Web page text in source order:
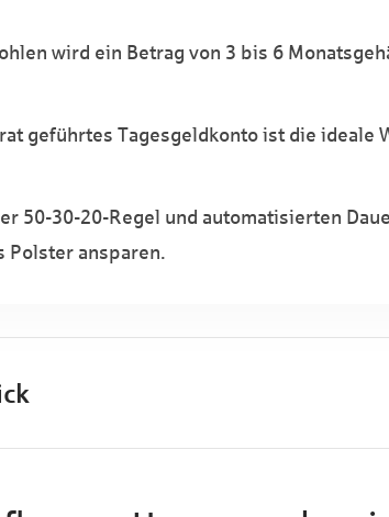
wird ein Betrag von 3 bis 6
geführtes Tagesgeldkonto ist die ideale
50-30-20-Regel und automatisierten
Polster ansparen.